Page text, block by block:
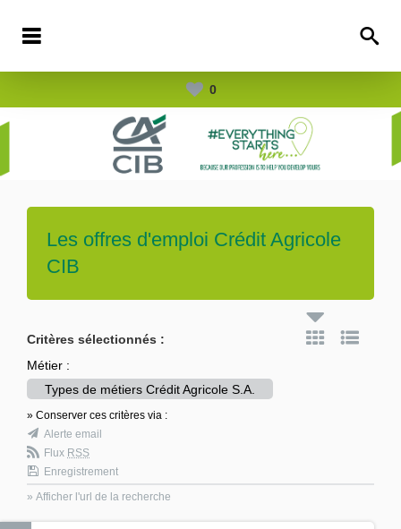
0
Les offres d'emploi Crédit Agricole
CIB
Critères sélectionnés :
Métier :
Types de métiers Crédit Agricole S.A.
» Conserver ces critères via :
Alerte email
Flux RSS
Enregistrement
» Afficher l'url de la recherche